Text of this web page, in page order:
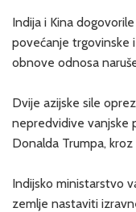
Indija i Kina
povećanje trgovinske
obnove odnosa
Dvije azijske sile
nepredvidive vanjske
Donalda Trumpa,
Indijsko ministarstvo
zemlje nastaviti